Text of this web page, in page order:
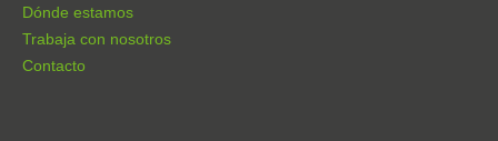
Dónde estamos
Trabaja con nosotros
Contacto